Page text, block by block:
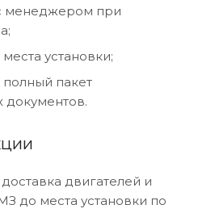
менеджером при
установки;
полный пакет
документов.
двигателей и
до места установки по